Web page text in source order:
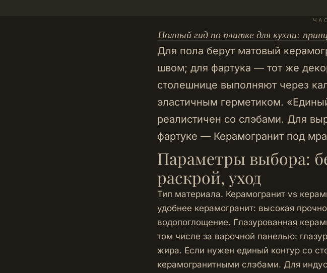
Полный гид по плитке для кухни:
Для пола берут матовый
швом; для фартука — тот же
столешнице выполняют через
эластичным герметиком.
реалистичен со слэбами. Для
фартуке — Керамогранит под
Параметры выбора:
раскрой, уход
Тип материала. Керамогранит vs
удобнее керамогранит: высокая
водопоглощение. Глазурованная
том числе за варочной панелью:
жира. Если нужен единый контур со
керамогранитными слэбами. Для